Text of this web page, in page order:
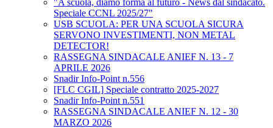
"A scuola, diamo forma al futuro - News dal sindacato.
Speciale CCNL 2025/27"
USB SCUOLA: PER UNA SCUOLA SICURA
SERVONO INVESTIMENTI, NON METAL
DETECTOR!
RASSEGNA SINDACALE ANIEF N. 13 - 7
APRILE 2026
Snadir Info-Point n.556
[FLC CGIL] Speciale contratto 2025-2027
Snadir Info-Point n.551
RASSEGNA SINDACALE ANIEF N. 12 - 30
MARZO 2026